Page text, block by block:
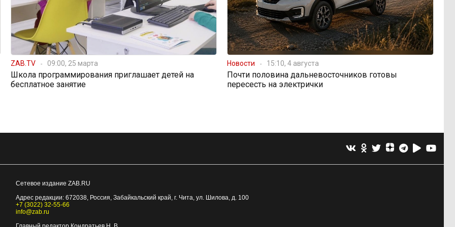
ZAB.TV 09:00, 25 марта
Школа программирования приглашает детей на
бесплатное занятие
Новости 15:10, 4 августа
Почти половина дальневосточников готовы
пересесть на электрички
Сетевое издание ZAB.RU
Адрес редакции: 672038, Россия, Забайкальский край, г. Чита, ул. Шилова, д. 100
+7 (3022) 32-55-66
info@zab.ru